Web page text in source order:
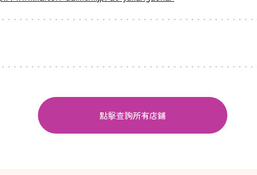
點擊查詢所有店鋪